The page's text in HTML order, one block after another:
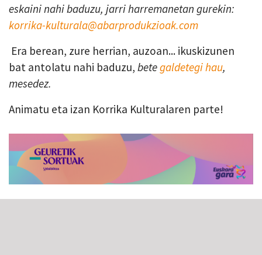
eskaini nahi baduzu, jarri harremanetan gurekin:
korrika-kulturala@abarprodukzioak.com
Era berean, zure herrian, auzoan... ikuskizunen
bat antolatu nahi baduzu, betegaldetegi hau,
mesedez.
Animatu eta izan Korrika Kulturalaren parte!